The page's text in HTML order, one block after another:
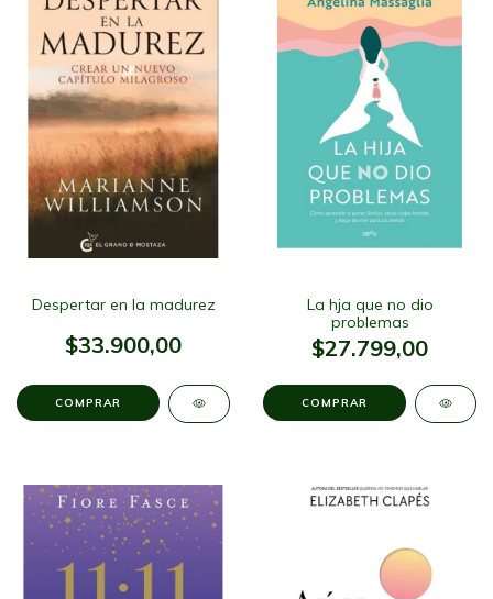
Despertar en la madurez
$33.900,00
La hja que no dio
problemas
$27.799,00